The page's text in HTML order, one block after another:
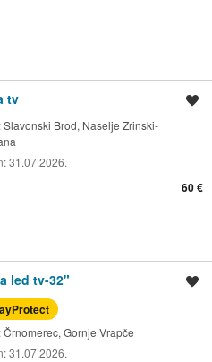
tv
Slavonski Brod, Naselje Zrinski-
31.07.2026.
60 €
led tv-32"
Črnomerec, Gornje Vrapče
31.07.2026.